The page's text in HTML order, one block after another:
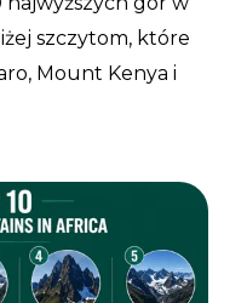
szczytom, które
Mount Kenya i